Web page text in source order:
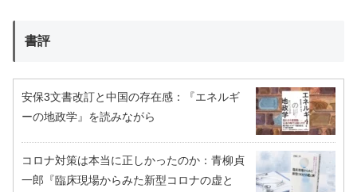
書評
安保3文書改訂と中国の存在感：『エネルギ
ーの地政学』を読みながら
コロナ対策は本当に正しかったのか：青柳貞
一郎『臨床現場からみた新型コロナの虚と